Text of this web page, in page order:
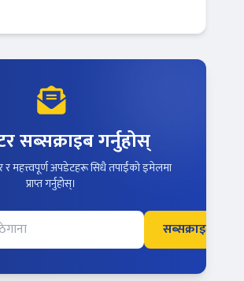
सब्सक्राइब गर्नुहोस्
र महत्त्वपूर्ण अपडेटहरू सिधै तपाईंको इमेलमा
प्राप्त गर्नुहोस्।
सब्सक्राइब